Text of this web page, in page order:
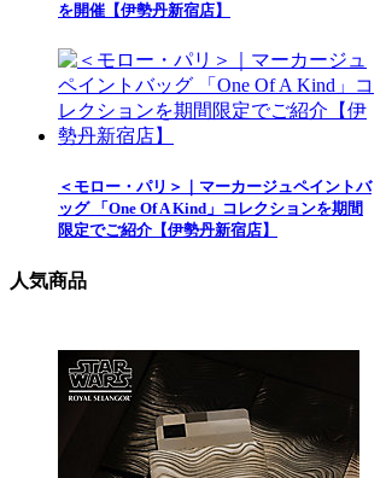
を開催【伊勢丹新宿店】
＜モロー・パリ＞｜マーカージュペイントバ
ッグ 「One Of A Kind」コレクションを期間
限定でご紹介【伊勢丹新宿店】
人気商品